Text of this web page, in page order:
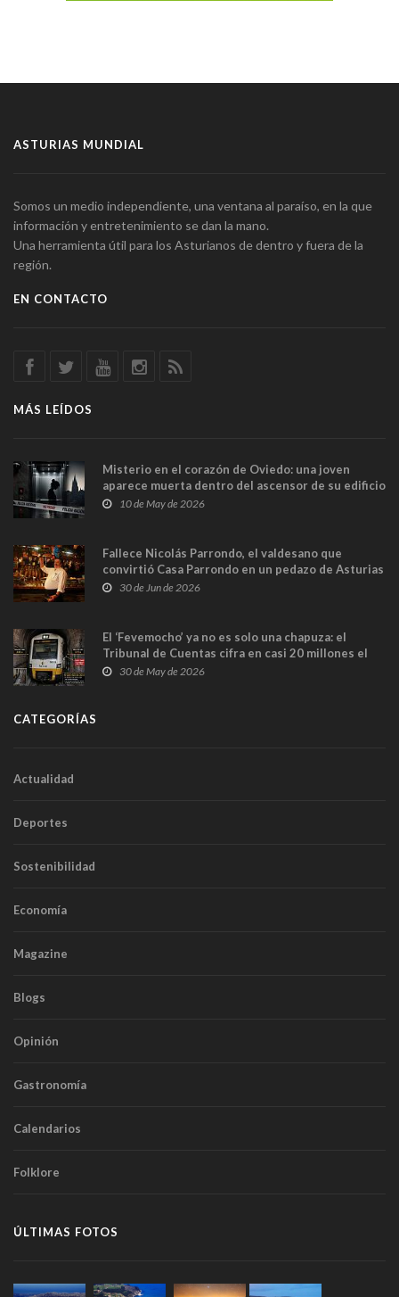
ASTURIAS MUNDIAL
Somos un medio independiente, una ventana al paraíso, en la que
información y entretenimiento se dan la mano.
Una herramienta útil para los Asturianos de dentro y fuera de la
región.
EN CONTACTO
MÁS LEÍDOS
Misterio en el corazón de Oviedo: una joven
aparece muerta dentro del ascensor de su edificio
y las cámaras captan sus últimos minutos
10 de May de 2026
Fallece Nicolás Parrondo, el valdesano que
convirtió Casa Parrondo en un pedazo de Asturias
en Madrid
30 de Jun de 2026
El ‘Fevemocho’ ya no es solo una chapuza: el
Tribunal de Cuentas cifra en casi 20 millones el
sobrecoste de los trenes que no cabían por los
30 de May de 2026
CATEGORÍAS
Actualidad
Deportes
Sostenibilidad
Economía
Magazine
Blogs
Opinión
Gastronomía
Calendarios
Folklore
ÚLTIMAS FOTOS